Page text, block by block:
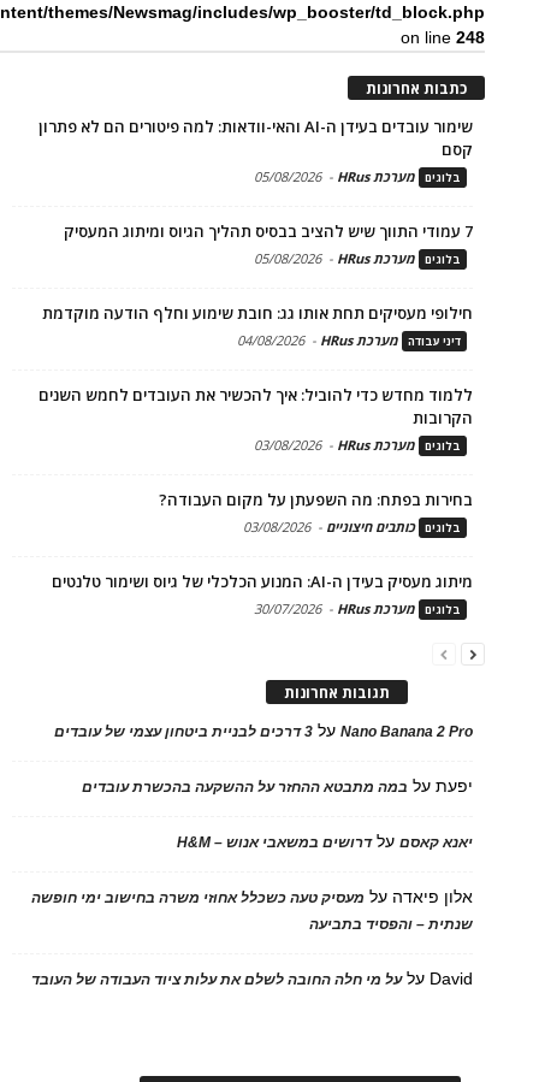
themes/Newsmag/includes/wp_booster/td_block.php
on line248
כתבות אחרונות
שימור עובדים בעידן ה-AI והאי-וודאות: למה פיטורים הם לא פתרון
קסם
בלוגים מערכת HRus -
05/08/2026
7 עמודי התווך שיש להציב בבסיס תהליך הגיוס ומיתוג המעסיק
בלוגים מערכת HRus -
05/08/2026
חילופי מעסיקים תחת אותו גג: חובת שימוע וחלף הודעה מוקדמת
דיני עבודה מערכת HRus -
04/08/2026
ללמוד מחדש כדי להוביל: איך להכשיר את העובדים לחמש השנים
הקרובות
בלוגים מערכת HRus -
03/08/2026
בחירות בפתח: מה השפעתן על מקום העבודה?
בלוגים כותבים חיצוניים -
03/08/2026
מיתוג מעסיק בעידן ה-AI: המנוע הכלכלי של גיוס ושימור טלנטים
בלוגים מערכת HRus -
30/07/2026
תגובות אחרונות
Nano Banana 2 Proעל 3 דרכים לבניית ביטחון עצמי של עובדים
יפעתעל במה מתבטא ההחזר על ההשקעה בהכשרת עובדים
יאנא קאסםעלדרושים במשאבי אנוש – H&M
אלון פיאדה על מעסיק טעה כשכלל אחוזי משרה בחישוב ימי חופשה
שנתית – והפסיד בתביעה
David עלעל מי חלה החובה לשלם את עלות ציוד העבודה של העובד